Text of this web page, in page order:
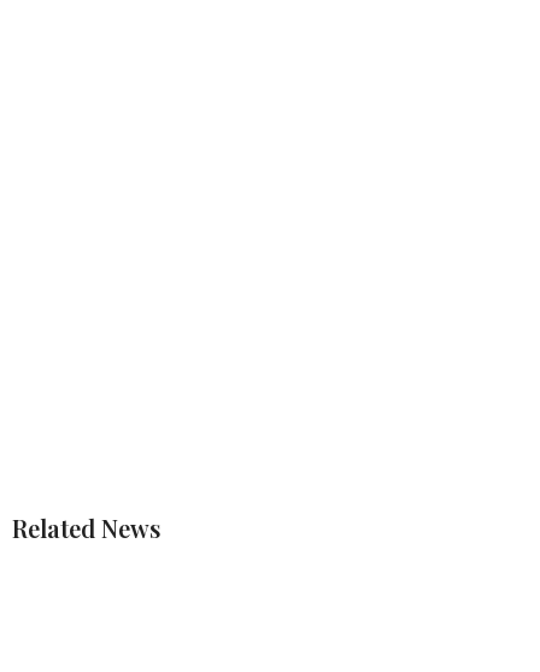
Related News